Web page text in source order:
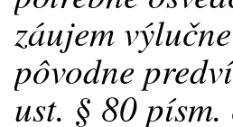
záujem
pôvodne
ust. § 80